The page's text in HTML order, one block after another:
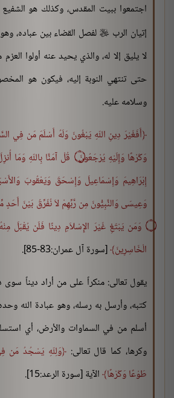
اجتمعوا ببيت المقدس، وكذلك هو
إتيان الرب لفصل القضاء بين عباده،
لا يليق إلا له، والذي يحيد عنه أولوا العزم
حتى تنتهي النوبة إليه، فيكون هو
وسلامه عليه.
أَفَغَيْرَ دِينِ اللّهِ يَبْغُونَ وَلَهُ أَسْلَمَ مَن فِي
وَكَرْهًا وَإِلَيْهِ يُرْجَعُونَ ۝ قُلْ آمَنَّا
إِبْرَاهِيمَ وَإِسْمَاعِيلَ وَإِسْحَقَ وَيَعْقُوبَ
وَعِيسَى وَالنَّبِيُّونَ مِن رَّبِّهِمْ لاَ نُفَرِّقُ بَيْنَ
وَمَن يَبْتَغِ غَيْرَ الإِسْلاَمِ دِينًا فَلَن يُقْبَلَ
الْخَاسِرِينَ [سورة آل عمران:83-85].
يقول تعالى: منكراً على من أراد ديناً سوى
كتبه، وأرسل به رسله، وهو عبادة الله
أسلم من في السماوات والأرض، أي
وكرها، كما قال تعالى: وَلِلّهِ يَسْجُدُ مَن
طَوْعًا وَكَرْهًا الآية [سورة الرعد:15].